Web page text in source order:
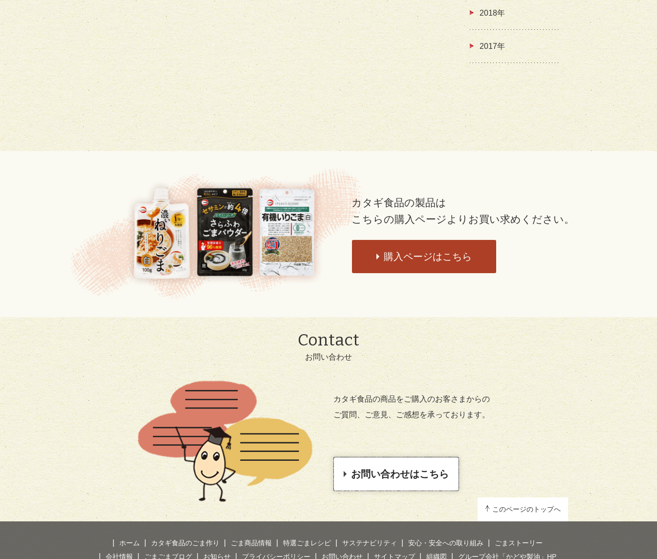
2018年
2017年
カタギ食品の製品は
こちらの購入ページより お買い求めください。
購入ページはこちら
Contact
お問い合わせ
カタギ食品の商品をご購入のお客さまからの
ご質問、ご意見、ご感想を承っております。
お問い合わせはこちら
このページのトップへ
ホーム カタギ食品のごま作り ごま商品情報 特選ごまレシピ サステナビリティ 安心・安全への取り組み
ごまストーリー
会社情報
ごまごまブログ お知らせ プライバシーポリシー お問い合わせ サイトマップ 組織図 グループ会社「かどや製油」HP